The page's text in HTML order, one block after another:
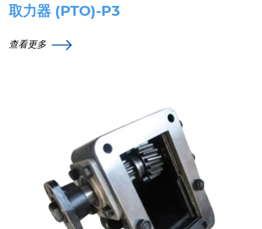
取力器 (PTO)-P3
查看更多